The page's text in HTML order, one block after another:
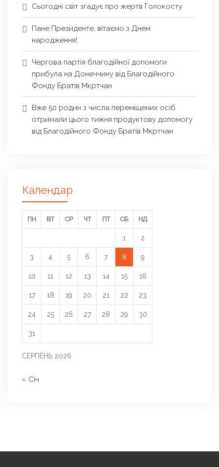
Сьогодні світ згадує про жертв Голокосту
Пане Президенте, вітаємо з Днем
народження!
Чергова партія благодійної допомоги
прибула на Донеччину від Благодійного
Фонду Братів Мкртчан
Вже 50 родин з числа переміщених осіб
отримали цього тижня продуктову допомогу
від Благодійного Фонду Братів Мкртчан
Календар
СЕРПЕНЬ 2026
ПН ВТ СР ЧТ ПТ СБ НД
1 2
3 4 5 6 7 8 9
10 11 12 13 14 15 16
17 18 19 20 21 22 23
24 25 26 27 28 29 30
31
« Січ